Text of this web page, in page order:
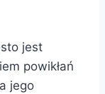
jest
powikłań
jego